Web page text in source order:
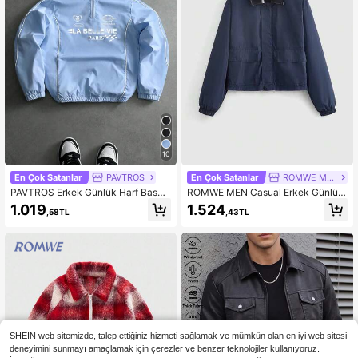
10
En Çok Satanlar PAVTROS
PAVTROS Erkek Günlük Harf Baskılı
Ceket, İlkbahar/Sonbahar Futbol
1.019 ,58TL
En Çok Satanlar ROMWE MEN
ROMWE MEN Casual Erkek Günlük
Patchwork Yaka Fermuarlı Ceket, S
onbahar
1.524 ,43TL
SHEIN web sitemizde, talep ettiğiniz hizmeti sağlamak ve mümkün olan en iyi web sitesi
deneyimini sunmayı amaçlamak için çerezler ve benzer teknolojiler kullanıyoruz.